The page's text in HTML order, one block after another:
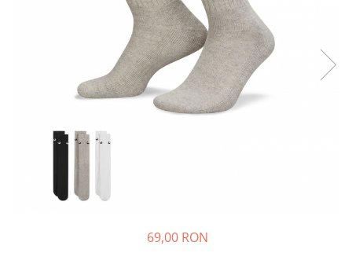
Pantaloni scurti Copii
Ingrijire incaltaminte
69,00 RON